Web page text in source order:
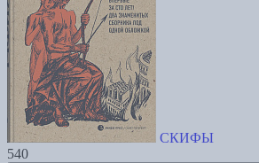
СКИФЫ
540